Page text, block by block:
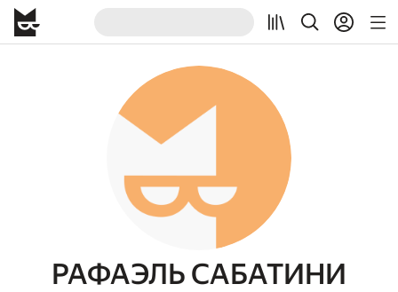
РАФАЭЛЬ САБАТИНИ